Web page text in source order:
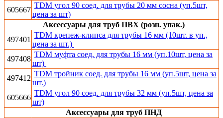
605667
TDM угол 90 соед. для трубы 20 мм сосна (уп.5шт,
цена за шт)
Аксессуары для труб ПВХ (розн. упак.)
497401
TDM крепеж-клипса для трубы 16 мм (10шт. в уп.,
цена за шт.)
497408
TDM муфта соед. для трубы 16 мм (уп.10шт, цена за
шт)
497412
TDM тройник соед. для трубы 16 мм (уп.5шт, цена за
шт.)
605666
TDM угол 90 соед. для трубы 32 мм (уп.5шт, цена за
шт)
Аксессуары для труб ПНД